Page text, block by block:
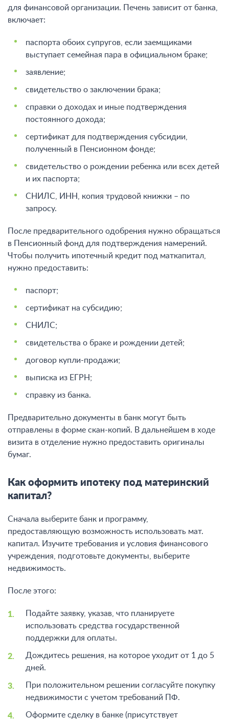
для финансовой организации. Печень зависит от банка,
включает:
паспорта обоих супругов, если заемщиками
выступает семейная пара в официальном браке;
заявление;
свидетельство о заключении брака;
справки о доходах и иные подтверждения
постоянного дохода;
сертификат для подтверждения субсидии,
полученный в Пенсионном фонде;
свидетельство о рождении ребенка или всех детей
и их паспорта;
СНИЛС, ИНН, копия трудовой книжки – по
запросу.
После предварительного одобрения нужно обращаться
в Пенсионный фонд для подтверждения намерений.
Чтобы получить ипотечный кредит под маткапитал,
нужно предоставить:
паспорт;
сертификат на субсидию;
СНИЛС;
свидетельства о браке и рождении детей;
договор купли-продажи;
выписка из ЕГРН;
справку из банка.
Предварительно документы в банк могут быть
отправлены в форме скан-копий. В дальнейшем в ходе
визита в отделение нужно предоставить оригиналы
бумаг.
Как оформить ипотеку под материнский
капитал?
Сначала выберите банк и программу,
предоставляющую возможность использовать мат.
капитал. Изучите требования и условия финансового
учреждения, подготовьте документы, выберите
недвижимость.
После этого:
Подайте заявку, указав, что планируете
использовать средства государственной
поддержки для оплаты.
Дождитесь решения, на которое уходит от 1 до 5
дней.
При положительном решении согласуйте покупку
недвижимости с учетом требований ПФ.
Оформите сделку в банке (присутствует